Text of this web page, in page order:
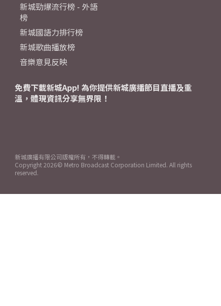
新城勁爆流行榜 - 外語
榜
新城國語力排行榜
新城歌曲播放榜
音樂意見反映
免費下載新城App! 為你提供新城廣播節目直播及重
溫，體現資訊分享無界限！
新城廣播有限公司版權所有，不得轉載。
Copyright 2026© Metro Broadcast Corporation Limited. All rights
reserved.